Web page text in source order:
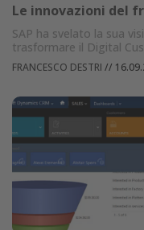
Le innovazioni del
SAP ha svelato la sua
trasformare il Digital
FRANCESCO DESTRI //